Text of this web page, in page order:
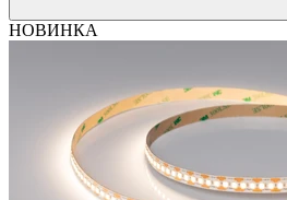
НОВИНКА